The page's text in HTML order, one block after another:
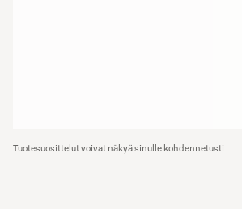
Tuotesuosittelut voivat näkyä sinulle kohdennetusti